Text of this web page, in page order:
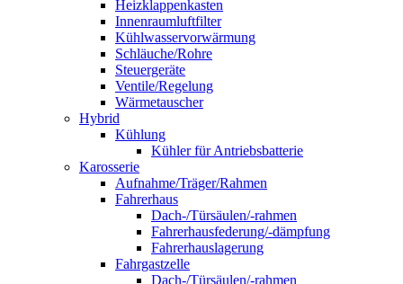
Heizklappenkasten
Innenraumluftfilter
Kühlwasservorwärmung
Schläuche/Rohre
Steuergeräte
Ventile/Regelung
Wärmetauscher
Hybrid
Kühlung
Kühler für Antriebsbatterie
Karosserie
Aufnahme/Träger/Rahmen
Fahrerhaus
Dach-/Türsäulen/-rahmen
Fahrerhausfederung/-dämpfung
Fahrerhauslagerung
Fahrgastzelle
Dach-/Türsäulen/-rahmen